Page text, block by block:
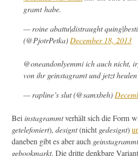
gramt habe.
— roine abattu|distraught
(@PjotrPetka) Decem­ber 18, 2013
@oneandonlyemmi ich auch nicht,
von ihr gein­sta­gramt und jet­zt
— rapline’s slut (@samxbeh)
Bei insta­grammtver­hält sich die Form
getele­foniert), designt(nichtgedesignt)
daneben gibt es aber auch gein­sta­grammt
gebook­markt. Die dritte denkbare